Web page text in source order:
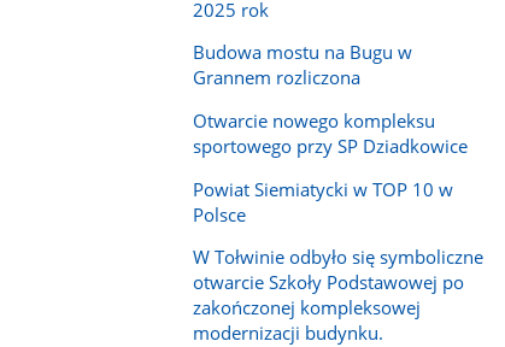
2025 rok
Budowa mostu na Bugu w
Grannem rozliczona
Otwarcie nowego kompleksu
sportowego przy SP Dziadkowice
Powiat Siemiatycki w TOP 10 w
Polsce
W Tołwinie odbyło się symboliczne
otwarcie Szkoły Podstawowej po
zakończonej kompleksowej
modernizacji budynku.